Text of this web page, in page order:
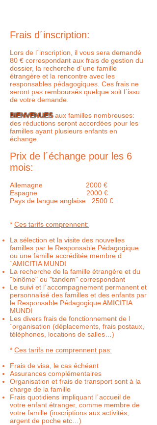
Frais d´inscription:
Lors de l´inscription, il vous sera demandé
80 € correspondant aux frais de gestion du
dossier, la recherche d´une famille
étrangère et la rencontre avec les
responsables pédagogiques. Ces frais ne
seront pas remboursés quelque soit l´issu
de votre demande.
BIENVENUESaux familles nombreuses:
des réductions seront accordées pour les
familles ayant plusieurs enfants en
échange.
Prix de l´échange pour les 6
mois:
Allemagne 2000 €
Espagne 2000 €
Pays de langue anglaise 2500 €
* Ces tarifs comprennent:
La sélection et la visite des nouvelles
familles par le Responsable Pédagogique
ou une famille accréditée membre d
´AMICITIA MUNDI
La recherche de la famille étrangère et du
"binôme" ou "tandem" correspondant
Le suivi et l´accompagnement permanent et
personnalisé des familles et des enfants par
le Responsable Pédagogique AMICITIA
MUNDI
Les divers frais de fonctionnement de l
´organisation (déplacements, frais postaux,
téléphones, locations de salles…)
* Ces tarifs ne comprennent pas:
Frais de visa, le cas échéant
Assurances complémentaires
Organisation et frais de transport sont à la
charge de la famille
Frais quotidiens impliquant l´accueil de
votre enfant étranger, comme membre de
votre famille (inscriptions aux activités,
argent de poche etc…)